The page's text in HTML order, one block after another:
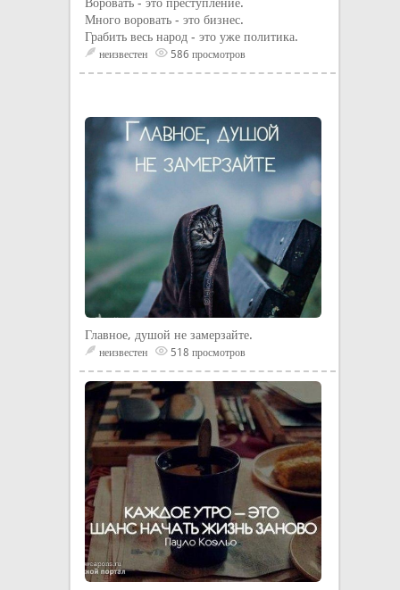
Много воровать - это бизнес.
Грабить весь народ - это уже политика.
неизвестен 586 просмотров
Главное, душой не замерзайте.
неизвестен 518 просмотров